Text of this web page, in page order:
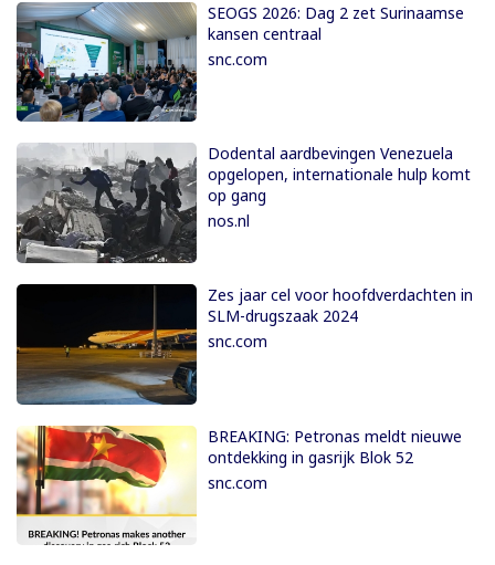
SEOGS 2026: Dag 2 zet Surinaamse
kansen centraal
snc.com
Dodental aardbevingen Venezuela
opgelopen, internationale hulp komt
op gang
nos.nl
Zes jaar cel voor hoofdverdachten in
SLM-drugszaak 2024
snc.com
BREAKING: Petronas meldt nieuwe
ontdekking in gasrijk Blok 52
snc.com